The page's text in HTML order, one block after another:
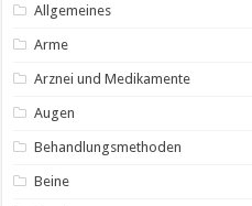
Allgemeines
Arme
Arznei und Medikamente
Augen
Behandlungsmethoden
Beine